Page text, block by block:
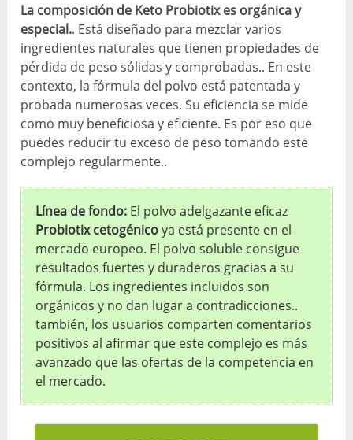
La composición de Keto Probiotix es orgánica y
especial.. Está diseñado para mezclar varios
ingredientes naturales que tienen propiedades de
pérdida de peso sólidas y comprobadas.. En este
contexto, la fórmula del polvo está patentada y
probada numerosas veces. Su eficiencia se mide
como muy beneficiosa y eficiente. Es por eso que
puedes reducir tu exceso de peso tomando este
complejo regularmente..
Línea de fondo: El polvo adelgazante eficaz
Probiotix cetogénicoya está presente en el
mercado europeo. El polvo soluble consigue
resultados fuertes y duraderos gracias a su
fórmula. Los ingredientes incluidos son
orgánicos y no dan lugar a contradicciones..
también, los usuarios comparten comentarios
positivos al afirmar que este complejo es más
avanzado que las ofertas de la competencia en
el mercado.